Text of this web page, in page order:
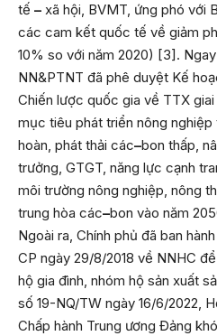
tế – xã hội, BVMT, ứng phó với
các cam kết quốc tế về giảm
10% so với năm 2020) [3].
NN&PTNT đã phê duyệt Kế
Chiến lược quốc gia về TTX giai
mục tiêu phát triển nông nghiệp
hoàn, phát thải các–bon thấp,
trưởng, GTGT, năng lực cạnh
môi trường nông nghiệp, nông
trung hòa các–bon vào năm
Ngoài ra, Chính phủ đã ban
CP ngày 29/8/2018 về NNHC
hộ gia đình, nhóm hộ sản xuất
số 19-NQ/TW ngày 16/6/2022,
Chấp hành Trung ương Đảng